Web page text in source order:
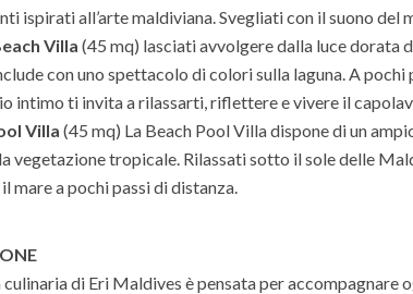
ispirati all’arte maldiviana. Svegliati con il suono del
Villa (45 mq) lasciati avvolgere dalla luce dorata
con uno spettacolo di colori sulla laguna. A
intimo ti invita a rilassarti, riflettere e vivere il
Villa (45 mq) La Beach Pool Villa dispone di un
vegetazione tropicale. Rilassati sotto il sole delle
mare a pochi passi di distanza.
culinaria di Eri Maldives è pensata per